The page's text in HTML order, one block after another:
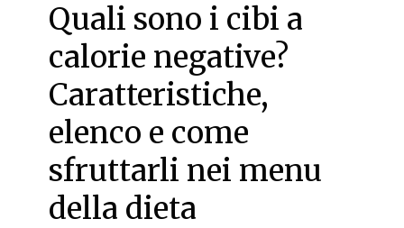
Quali sono i cibi a
calorie negative?
Caratteristiche,
elenco e come
sfruttarli nei menu
della dieta